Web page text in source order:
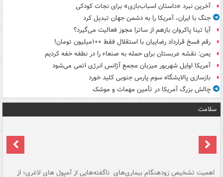
آخرین نبرد «داستان اسباب‌بازی» برای نجات کودکی
جنگ با ایران، آمریکا را به دشمن جهان تبدیل کرد
آیا تینا پاکروان بازهم از ساترا مجوز فعالیت می‌گیرد؟
رقم فسخ قرارداد رضاییان با استقلال فقط ۱۰۰میلیون تومان!
یمن: نقشه عربستان برای حمله به صنعاء را در نطفه خفه کردیم
آمریکا اوایل شهریور میزبان مجمع آژانس انرژی اتمی می‌شود
بازسازی پالایشگاه سوم پارس جنوبی کلید خورد
چالش بزرگ آمریکا در تأمین مهمات و موشک
سلامت
اهمیت تشخیص زودهنگام بیماری‌های ناگفته‌هایی از آمپول های لاغری؛ از